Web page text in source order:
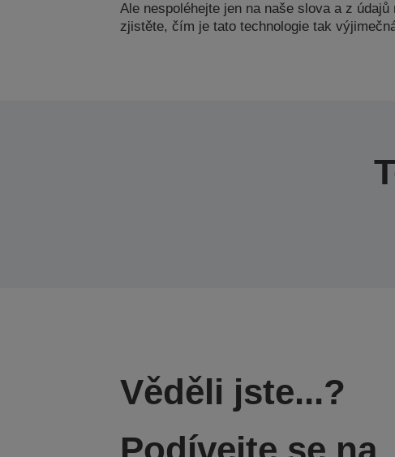
Ale nespoléhejte jen na naše slova a z údajů
zjistěte, čím je tato technologie tak
Věděli jste...?